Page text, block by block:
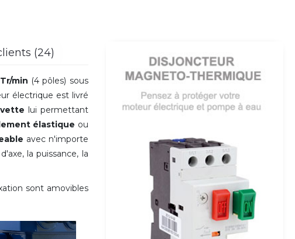
(24)
min (4 pôles) sous
électrique est livré
lui permettant
élastique ou
avec n'importe
la puissance, la
sont amovibles